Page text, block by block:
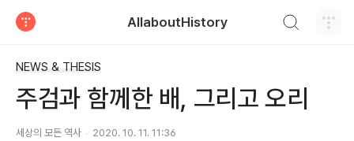
AllaboutHistory
NEWS & THESIS
주검과 함께한 배, 그리고 오리
세상의 모든 역사 2020. 10. 11. 11:36